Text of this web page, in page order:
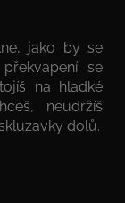
jako by se
se
na hladké
neudržíš
dolů.